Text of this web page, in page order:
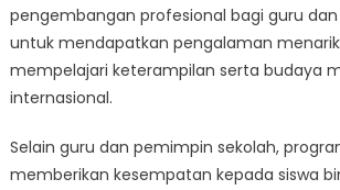
pengembangan profesional bagi guru
untuk mendapatkan pengalaman
mempelajari keterampilan serta budaya
internasional.
Selain guru dan pemimpin sekolah,
memberikan kesempatan kepada siswa